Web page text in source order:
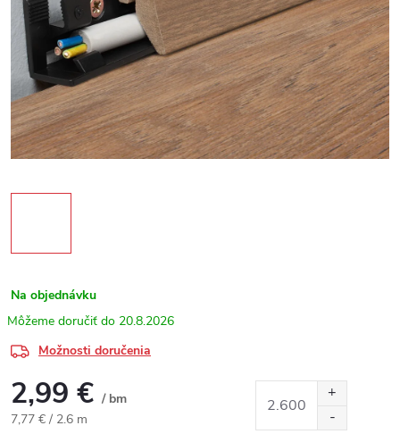
Na objednávku
20.8.2026
Možnosti doručenia
2,99 € / bm
Jednotková cena:
7,77 € / 2.6 m